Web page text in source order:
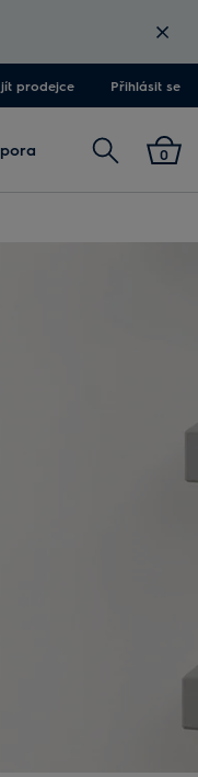
prodejce Přihlásit se
Vyhledat0